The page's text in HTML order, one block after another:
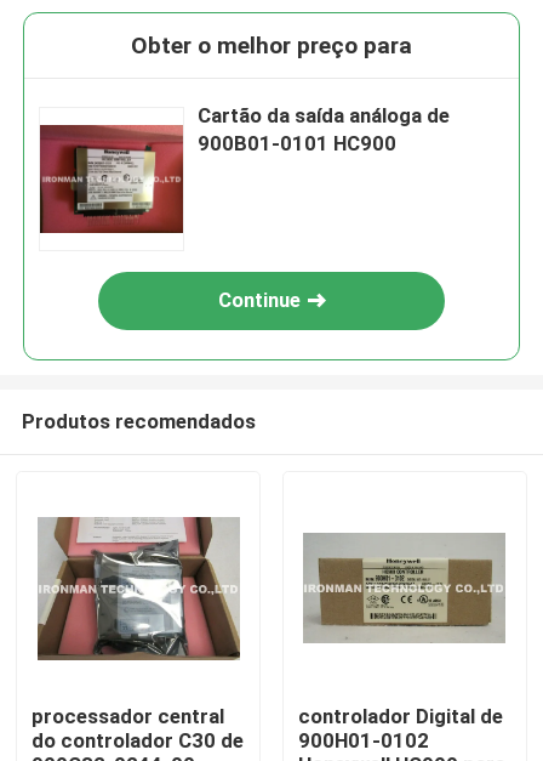
Obter o melhor preço para
Cartão da saída análoga de
900B01-0101 HC900
Continue
Produtos recomendados
processador central
do controlador C30 de
controlador Digital de
900H01-0102